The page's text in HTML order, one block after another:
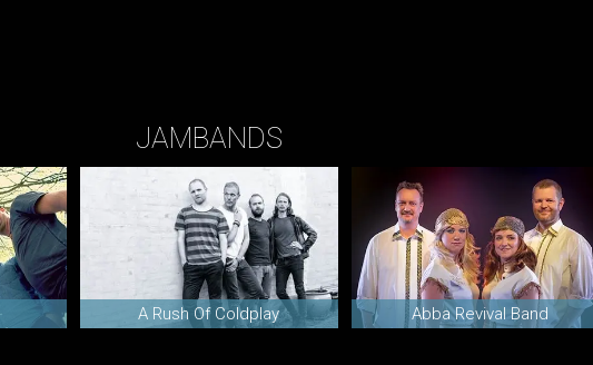
JAMBANDS
A Rush Of Coldplay Abba Revival Band